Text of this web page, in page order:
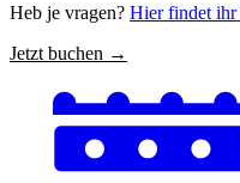
Heb je vragen? Hier findet
Jetzt buchen →